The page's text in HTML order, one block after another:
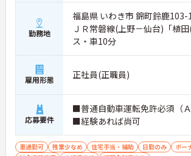
勤務地
福島県 いわき市 錦町鈴鹿103-
ＪＲ常磐線(上野－仙台)「植
ス・車10分
雇用形態 正社員(正職員)
応募要件
■普通自動車運転免許必須（Ａ
■経験あれば尚可
車通勤可 残業少なめ 住宅手当・補助 日勤のみ
ボー